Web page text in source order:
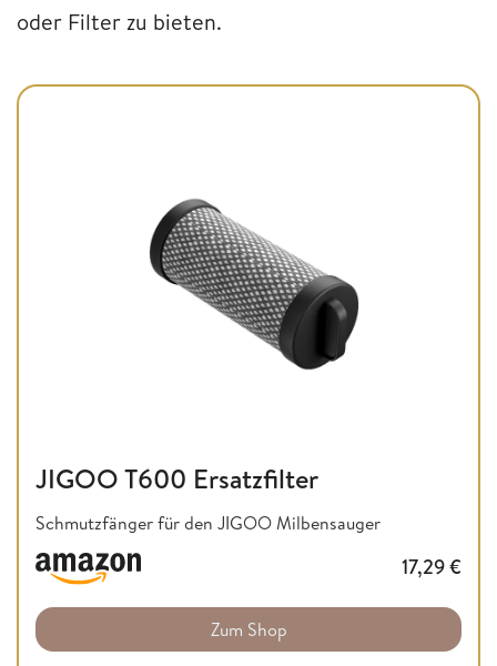
oder Filter zu bieten.
JIGOO T600 Ersatzfilter
Schmutzfänger für den JIGOO Milbensauger
17,29€
Zum Shop